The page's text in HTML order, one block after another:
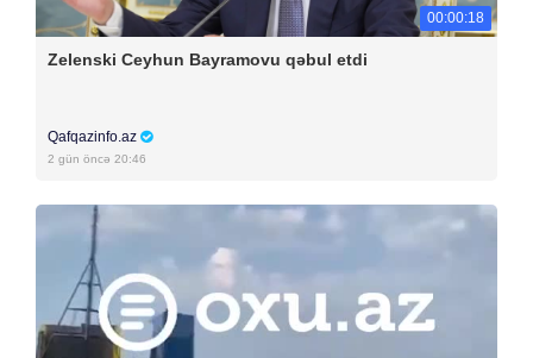
00:00:18
Zelenski Ceyhun Bayramovu qəbul etdi
Qafqazinfo.az
2 gün öncə 20:46